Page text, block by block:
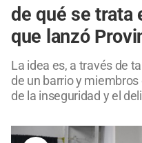
de qué se trata
que lanzó
La idea es, a través de
de un barrio y
de la inseguridad y el